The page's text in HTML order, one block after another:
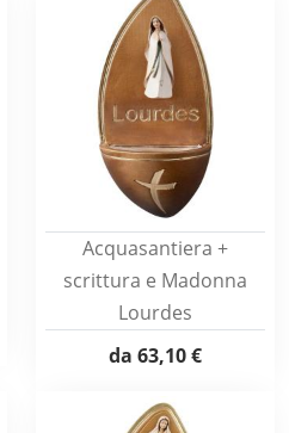
Acquasantiera +
scrittura e Madonna
Lourdes
da 63,10 €